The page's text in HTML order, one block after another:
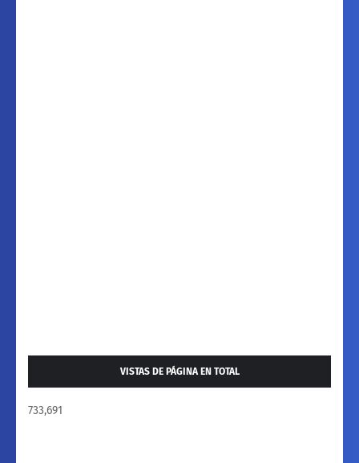
VISTAS DE PÁGINA EN TOTAL
733,691